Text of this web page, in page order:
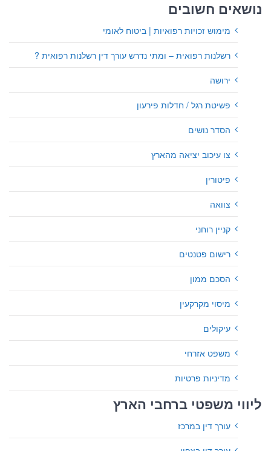
נושאים חשובים
מימוש זכויות רפואיות | ביטוח לאומי
רשלנות רפואית – ומתי נדרש עורך דין רשלנות רפואית ?
ירושה
פשיטת רגל / חדלות פירעון
הסדר נושים
צו עיכוב יציאה מהארץ
פיטורין
צוואה
קניין רוחני
רישום פטנטים
הסכם ממון
מיסוי מקרקעין
עיקולים
משפט אזרחי
מדיניות פרטיות
ליווי משפטי ברחבי הארץ
עורך דין במרכז